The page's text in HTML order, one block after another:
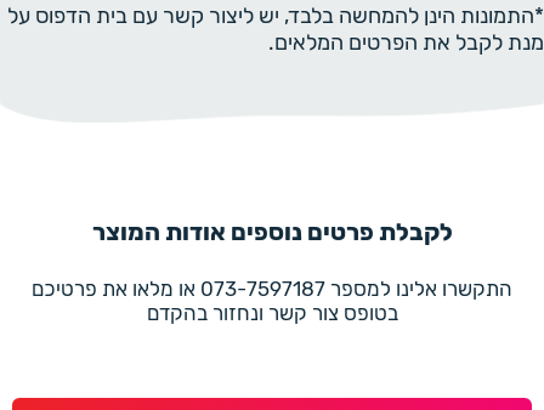
*התמונות הינן להמחשה בלבד, יש ליצור קשר עם בית הדפוס על
מנת לקבל את הפרטים המלאים.
לקבלת פרטים נוספים אודות המוצר
התקשרו אלינו למספר 073-7597187 או מלאו את פרטיכם
בטופס צור קשר ונחזור בהקדם